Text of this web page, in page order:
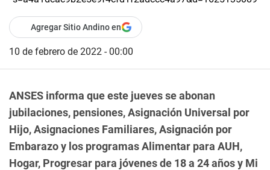
Agregar Sitio Andino en
10 de febrero de 2022 - 00:00
ANSES informa que este jueves se abonan
jubilaciones, pensiones, Asignación Universal por
Hijo, Asignaciones Familiares, Asignación por
Embarazo y los programas Alimentar para AUH,
Hogar, Progresar para jóvenes de 18 a 24 años y Mi